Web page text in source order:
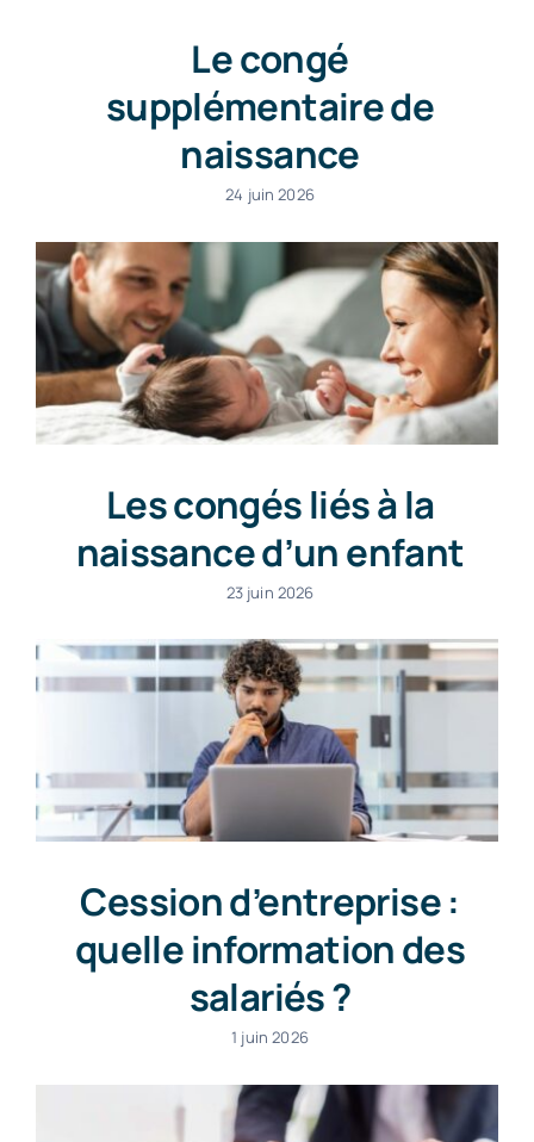
Le congé
supplémentaire de
naissance
24 juin 2026
Les congés liés à la
naissance d’un enfant
23 juin 2026
Cession d’entreprise :
quelle information des
salariés ?
1 juin 2026